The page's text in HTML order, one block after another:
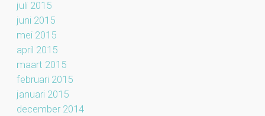
juli 2015
juni 2015
mei 2015
april 2015
maart 2015
februari 2015
januari 2015
december 2014